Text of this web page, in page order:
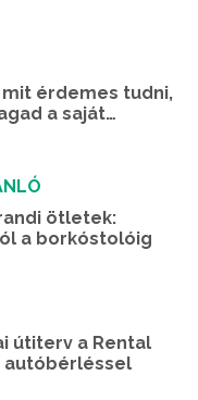
érdemes tudni,
a saját
ötletek:
a borkóstolóig
útiterv a Rental
autóbérléssel